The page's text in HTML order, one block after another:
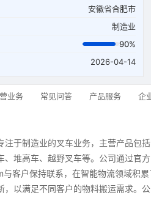
安徽省合肥市
制造业
90%
2026-04-14
业务 常见问答 产品服务 企
注于制造业的叉车业务，主营产品包
、堆高车、越野叉车等。公司通过官
客户保持联系，在智能物流领域积累
，以满足不同客户的物料搬运需求。